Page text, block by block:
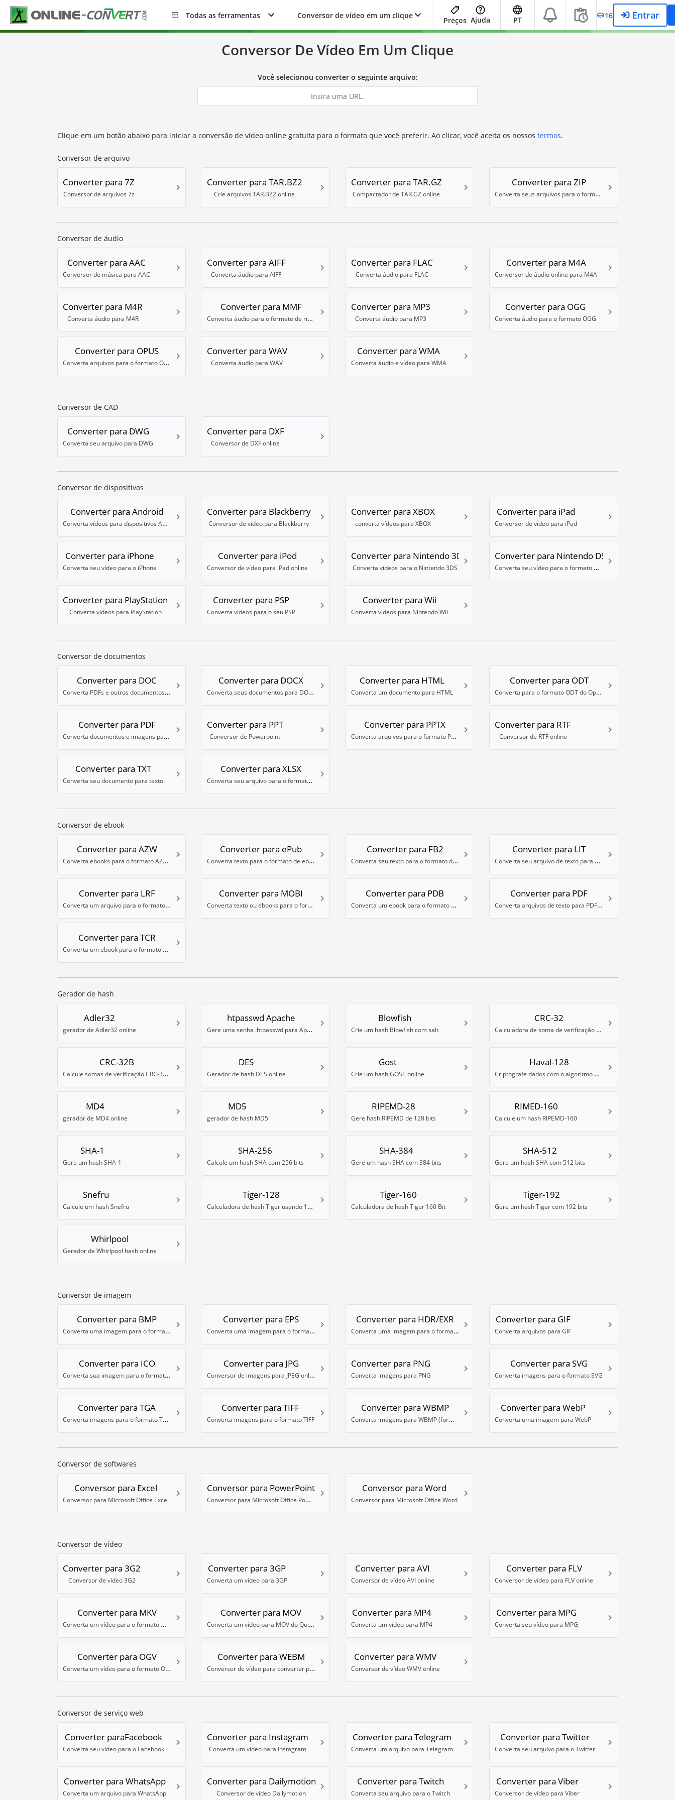
Todas as ferramentas Conversor de vídeo em um clique
Preços Ajuda PT 16 Entrar
Conversor De Vídeo Em Um Clique
Você selecionou converter o seguinte arquivo:
Clique em um botão abaixo para iniciar a conversão de vídeo online gratuita para o formato que você preferir. Ao clicar, você aceita os nossos termos.
Conversor de arquivo
Converter para 7Z
Conversor de arquivos 7z
Converter para TAR.BZ2
Crie arquivos TAR.BZ2 online
Converter para TAR.GZ
Compactador de TAR.GZ online
Converter para ZIP
Converta seus arquivos para o formato ZIP
Conversor de áudio
Converter para AAC
Conversor de música para AAC
Converter para AIFF
Converta áudio para AIFF
Converter para FLAC
Converta áudio para FLAC
Converter para M4A
Conversor de áudio online para M4A
Converter para M4R
Converta áudio para M4R
Converter para MMF
Converta áudio para o formato de ringtone MMF
Converter para MP3
Converta áudio para MP3
Converter para OGG
Converta áudio para o formato OGG
Converter para OPUS
Converta arquivos para o formato OPUS
Converter para WAV
Converta áudio para WAV
Converter para WMA
Converta áudio e vídeo para WMA
Conversor de CAD
Converter para DWG
Converta seu arquivo para DWG
Converter para DXF
Conversor de DXF online
Conversor de dispositivos
Converter para Android
Converta vídeos para dispositivos Android
Converter para Blackberry
Conversor de vídeo para Blackberry
Converter para XBOX
converta vídeos para XBOX
Converter para iPad
Conversor de vídeo para iPad
Converter para iPhone
Converta seu vídeo para o iPhone
Converter para iPod
Conversor de vídeo para iPad online
Converter para Nintendo 3DS
Converta vídeos para o Nintendo 3DS
Converter para Nintendo DS
Converta seu vídeo para o formato DPG do Nintendo DS
Converter para PlayStation
Converta vídeos para PlayStation
Converter para PSP
Converta vídeos para o seu PSP
Converter para Wii
Converta vídeos para Nintendo Wii
Conversor de documentos
Converter para DOC
Converta PDFs e outros documentos para Word
Converter para DOCX
Converta seus documentos para DOCX
Converter para HTML
Converta um documento para HTML
Converter para ODT
Converta para o formato ODT do OpenOffice
Converter para PDF
Converta documentos e imagens para PDF
Converter para PPT
Conversor de Powerpoint
Converter para PPTX
Converta arquivos para o formato PPTX do Powerpoint
Converter para RTF
Conversor de RTF online
Converter para TXT
Converta seu documento para texto
Converter para XLSX
Converta seu arquivo para o formato XLSX do Microsoft Excel
Conversor de ebook
Converter para AZW
Converta ebooks para o formato AZW 3 do Kindle
Converter para ePub
Converta texto para o formato de ebook ePub
Converter para FB2
Converta seu texto para o formato de ebook FB2
Converter para LIT
Converta seu arquivo de texto para o formato de ebook LIT da Microsoft
Converter para LRF
Converta um arquivo para o formato de ebook LRF da Sony
Converter para MOBI
Converta texto ou ebooks para o formato MOBI
Converter para PDB
Converta um ebook para o formato Palm PDB
Converter para PDF
Converta arquivos de texto para PDF otimizado para leitor de ebook
Converter para TCR
Converta um ebook para o formato de leitor TCR
Gerador de hash
Adler32
gerador de Adler32 online
htpasswd Apache
Gere uma senha .htpasswd para Apache
Blowfish
Crie um hash Blowfish com salt
CRC-32
Calculadora de soma de verificação CRC-32
CRC-32B
Calcule somas de verificação CRC-32B online
DES
Gerador de hash DES online
Gost
Crie um hash GOST online
Haval-128
Criptografe dados com o algoritmo de hash Haval-128
MD4
gerador de MD4 online
MD5
gerador de hash MD5
RIPEMD-28
Gere hash RIPEMD de 128 bits
RIMED-160
Calcule um hash RIPEMD-160
SHA-1
Gere um hash SHA-1
SHA-256
Calcule um hash SHA com 256 bits
SHA-384
Gere um hash SHA com 384 bits
SHA-512
Gere um hash SHA com 512 bits
Snefru
Calcule um hash Snefru
Tiger-128
Calculadora de hash Tiger usando 128 bits
Tiger-160
Calculadora de hash Tiger 160 Bit
Tiger-192
Gere um hash Tiger com 192 bits
Whirlpool
Gerador de Whirlpool hash online
Conversor de imagem
Converter para BMP
Converta uma imagem para o formato BMP
Converter para EPS
Converta uma imagem para o formato EPS
Converter para HDR/EXR
Converta uma imagem para o formato High Dynamic Range (HDR) .EXR
Converter para GIF
Converta arquivos para GIF
Converter para ICO
Converta sua imagem para o formato ICO
Converter para JPG
Conversor de imagens para JPEG online
Converter para PNG
Converta imagens para PNG
Converter para SVG
Converta imagens para o formato SVG
Converter para TGA
Converta imagens para o formato TGA
Converter para TIFF
Converta imagens para o formato TIFF
Converter para WBMP
Converta imagens para WBMP (formato móvel)
Converter para WebP
Converta uma imagem para WebP
Conversor de softwares
Conversor para Excel
Conversor para Microsoft Office Excel
Conversor para PowerPoint
Conversor para Microsoft Office PowerPoint
Conversor para Word
Conversor para Microsoft Office Word
Conversor de vídeo
Converter para 3G2
Conversor de vídeo 3G2
Converter para 3GP
Converta um vídeo para 3GP
Converter para AVI
Conversor de vídeo AVI online
Converter para FLV
Conversor de vídeo para FLV online
Converter para MKV
Converta um vídeo para o formato Matroska (MKV)
Converter para MOV
Converta um vídeo para MOV do Quicktime
Converter para MP4
Converta um vídeo para MP4
Converter para MPG
Converta seu vídeo para MPG
Converter para OGV
Converta um vídeo para o formato OGV
Converter para WEBM
Conversor de vídeo para converter para o formato WebM (VP8)
Converter para WMV
Conversor de vídeo WMV online
Conversor de serviço web
Converter paraFacebook
Converta seu vídeo para o Facebook
Converter para Instagram
Converta um vídeo para Instagram
Converter para Telegram
Converta um arquivo para Telegram
Converter para Twitter
Converta seu arquivo para o Twitter
Converter para WhatsApp
Converta um arquivo para WhatsApp
Converter para Dailymotion
Conversor de vídeo Dailymotion
Converter para Twitch
Converta seu arquivo para o Twitch
Converter para Viber
Conversor de vídeo para Viber